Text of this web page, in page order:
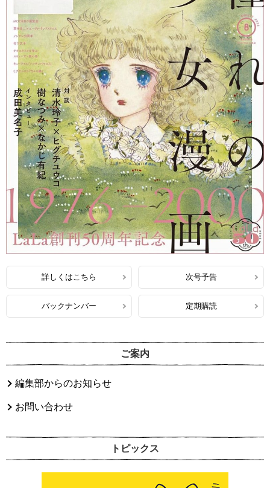
詳しくはこちら 次号予告
バックナンバー 定期購読
ご案内
編集部からのお知らせ
お問い合わせ
トピックス